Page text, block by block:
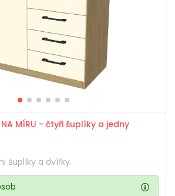
MÍRU - čtyři šuplíky a jedny
šuplíky a dvířky.